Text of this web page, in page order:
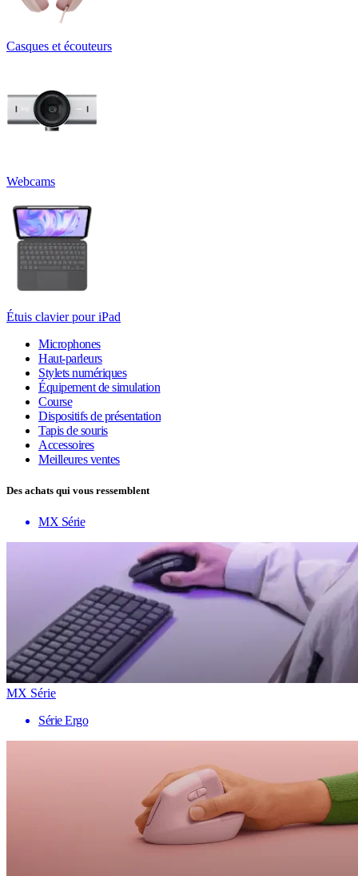
Casques et écouteurs
Webcams
Étuis clavier pour iPad
Microphones
Haut-parleurs
Stylets numériques
Équipement de simulation
Course
Dispositifs de présentation
Tapis de souris
Accessoires
Meilleures ventes
Des achats qui vous ressemblent
MX Série
MX Série
Série Ergo